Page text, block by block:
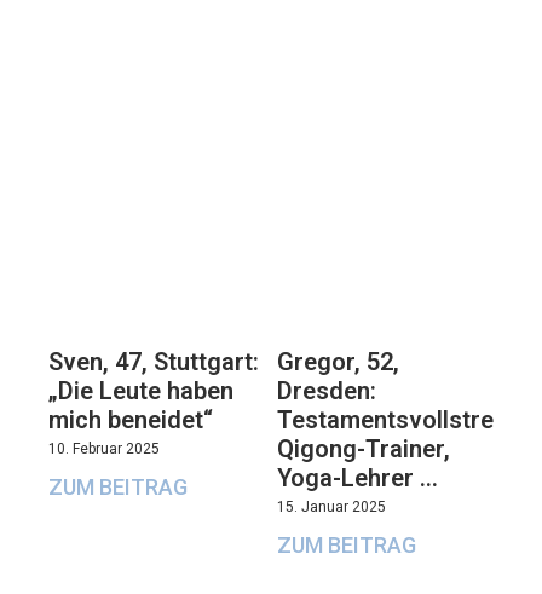
Sven, 47, Stuttgart:
„Die Leute haben
mich beneidet“
10. Februar 2025
ZUM BEITRAG
Gregor, 52,
Dresden:
Qigong-Trainer,
Yoga-Lehrer …
15. Januar 2025
ZUM BEITRAG